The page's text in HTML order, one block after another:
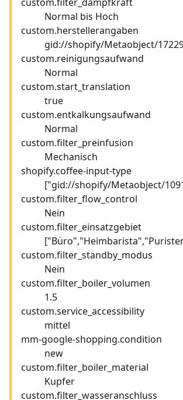
Normal bis Hoch
custom.herstellerangaben
gid://shopify/Metaobject/
custom.reinigungsaufwand
Normal
custom.start_translation
true
custom.entkalkungsaufwand
Normal
custom.filter_preinfusion
Mechanisch
shopify.coffee-input-type
["gid://shopify/Metaobject/
custom.filter_flow_control
Nein
custom.filter_einsatzgebiet
custom.filter_standby_modus
Nein
custom.filter_boiler_volumen
1.5
custom.service_accessibility
mittel
mm-google-shopping.condition
new
custom.filter_boiler_material
Kupfer
custom.filter_wasseranschluss